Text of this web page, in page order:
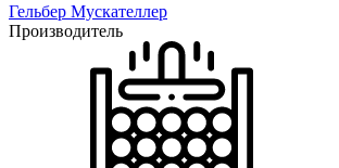
Гельбер Мускателлер
Производитель